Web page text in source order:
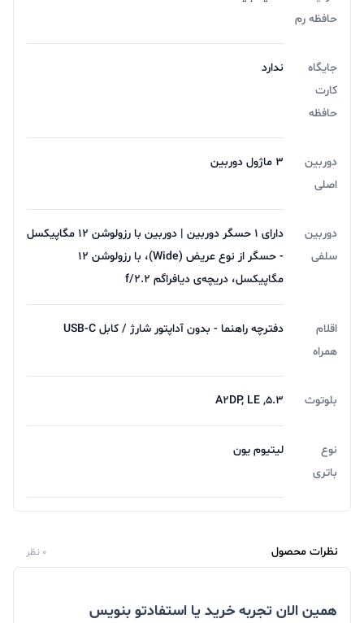
حافظه رم
جایگاه
کارت
حافظه
ندارد
دوربین
اصلی
۳ ماژول دوربین
دوربین
سلفی
دارای ۱ حسگر دوربین | دوربین‌ با رزولوشن ۱۲ مگاپیکسل
- حسگر از نوع عریض (Wide)، با رزولوشن ۱۲
مگاپیکسل، دریچه‌ی دیافراگم f/۲.۲
اقلام
همراه
دفترچه‌ راهنما - بدون آداپتور شارژ / کابل USB-C
بلوتوث ۵.۳, A۲DP, LE
نوع
باتری
لیتیوم یون
نظرات محصول 0 نظر
همین الان تجربه خرید یا استفادتو بنویس